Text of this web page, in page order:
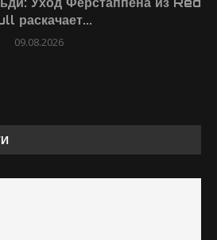
раскачает...
09.08.2026